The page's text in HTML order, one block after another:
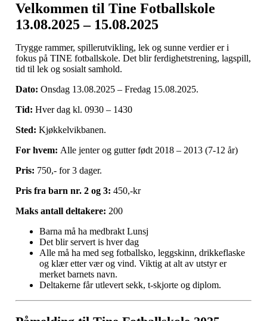
Velkommen til Tine Fotballskole
13.08.2025 – 15.08.2025
Trygge rammer, spillerutvikling, lek og sunne verdier er i
fokus på TINE fotballskole. Det blir ferdighetstrening, lagspill,
tid til lek og sosialt samhold.
Dato: Onsdag 13.08.2025 – Fredag 15.08.2025.
Tid: Hver dag kl. 0930 – 1430
Sted: Kjøkkelvikbanen.
For hvem: Alle jenter og gutter født 2018 – 2013 (7-12 år)
Pris: 750,- for 3 dager.
Pris fra barn nr. 2 og 3: 450,-kr
Maks antall deltakere: 200
Barna må ha medbrakt Lunsj
Det blir servert is hver dag
Alle må ha med seg fotballsko, leggskinn, drikkeflaske
og klær etter vær og vind. Viktig at alt av utstyr er
merket barnets navn.
Deltakerne får utlevert sekk, t-skjorte og diplom.